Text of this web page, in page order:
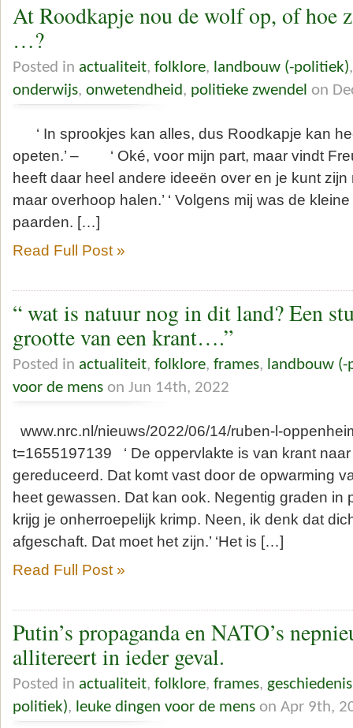
At Roodkapje nou de wolf op, of hoe
…?
Posted in actualiteit, folklore, landbouw (-politiek)
onderwijs, onwetendheid, politieke zwendel on
‘ In sprookjes kan alles, dus Roodkapje kan
opeten.’ – ‘ Oké, voor mijn part, maar vindt
heeft daar heel andere ideeën over en je kunt
maar overhoop halen.’ ‘ Volgens mij was de
paarden. […]
Read Full Post »
“ wat is natuur nog in dit land? Een
grootte van een krant….”
Posted in actualiteit, folklore, frames, landbouw
voor de mens on Jun 14th, 2022
www.nrc.nl/nieuws/2022/06/14/ruben-l-
t=1655197139 ‘ De oppervlakte is van krant
gereduceerd. Dat komt vast door de opwarming
heet gewassen. Dat kan ook. Negentig graden in
krijg je onherroepelijk krimp. Neen, ik denk dat
afgeschaft. Dat moet het zijn.’ ‘Het is […]
Read Full Post »
Putin’s propaganda en NATO’s
allitereert in ieder geval.
Posted in actualiteit, folklore, frames, geschiedenis
politiek), leuke dingen voor de mens on Apr 9th,